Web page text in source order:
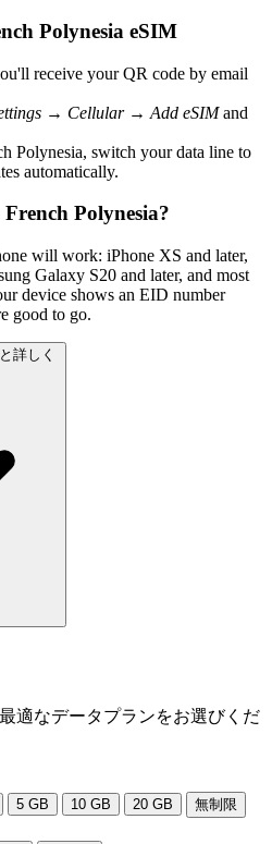
Polynesia eSIM
receive your QR code by email
→ Cellular → Add eSIMand
Polynesia, switch your data line to
automatically.
Polynesia?
will work: iPhone XS and later,
Galaxy S20 and later, and most
device shows an EID number
good to go.
詳しく
適なデータプランをお選びくだ
5 GB 10 GB 20 GB 無制限